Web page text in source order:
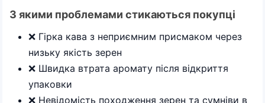
З якими проблемами стикаються покупці
❌ Гірка кава з неприємним присмаком через
низьку якість зерен
❌ Швидка втрата аромату після відкриття
упаковки
❌ Невідомість походження зерен та сумніви в